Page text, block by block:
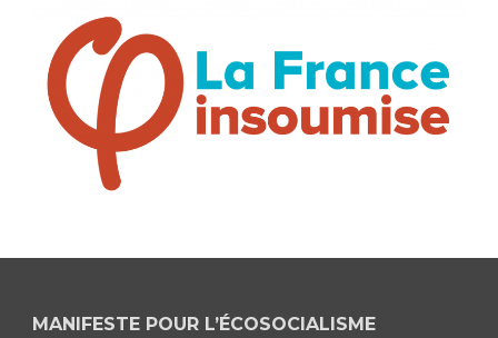
MANIFESTE POUR L’ÉCOSOCIALISME